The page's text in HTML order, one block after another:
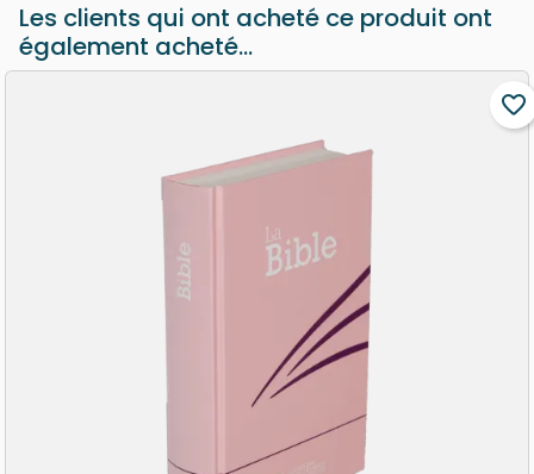
Les clients qui ont acheté ce produit ont
également acheté...
favorite_border